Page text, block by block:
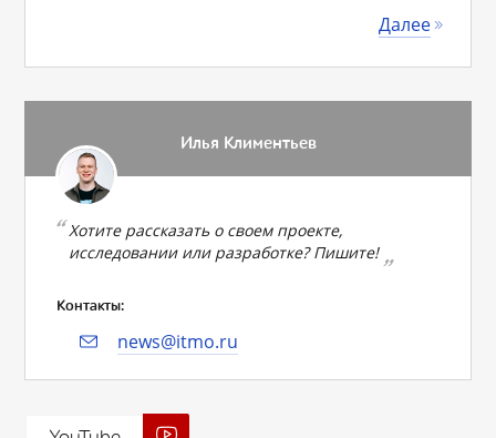
Далее
Илья Климентьев
Хотите рассказать о своем проекте,
исследовании или разработке? Пишите!
Контакты:
news@itmo.ru